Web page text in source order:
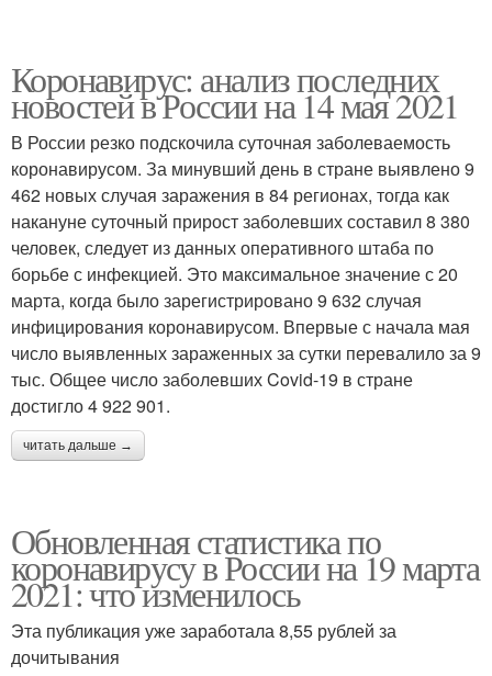
Коронавирус: анализ последних
новостей в России на 14 мая 2021
В России резко подскочила суточная заболеваемость
коронавирусом. За минувший день в стране выявлено 9
462 новых случая заражения в 84 регионах, тогда как
накануне суточный прирост заболевших составил 8 380
человек, следует из данных оперативного штаба по
борьбе с инфекцией. Это максимальное значение с 20
марта, когда было зарегистрировано 9 632 случая
инфицирования коронавирусом. Впервые с начала мая
число выявленных зараженных за сутки перевалило за 9
тыс. Общее число заболевших Covid-19 в стране
достигло 4 922 901.
читать дальше →
Обновленная статистика по
коронавирусу в России на 19 марта
2021: что изменилось
Эта публикация уже заработала 8,55 рублей за
дочитывания